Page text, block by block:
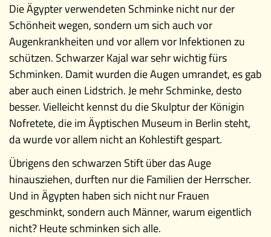
Die Ägypter verwendeten Schminke nicht nur der
Schönheit wegen, sondern um sich auch vor
Augenkrankheiten und vor allem vor Infektionen zu
schützen. Schwarzer Kajal war sehr wichtig fürs
Schminken. Damit wurden die Augen umrandet, es gab
aber auch einen Lidstrich. Je mehr Schminke, desto
besser. Vielleicht kennst du die Skulptur der Königin
Nofretete, die im Äyptischen Museum in Berlin steht,
da wurde vor allem nicht an Kohlestift gespart.
Übrigens den schwarzen Stift über das Auge
hinausziehen, durften nur die Familien der Herrscher.
Und in Ägypten haben sich nicht nur Frauen
geschminkt, sondern auch Männer, warum eigentlich
nicht? Heute schminken sich alle.